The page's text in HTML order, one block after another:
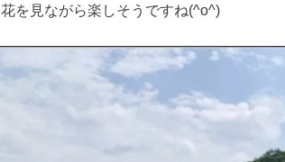
を見ながら楽しそうですね(^o^)